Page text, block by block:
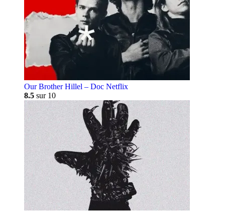
Our Brother Hillel – Doc Netflix
8.5 sur 10